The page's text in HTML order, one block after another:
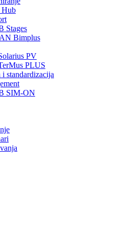
Hub
Stages
Bimplus
PV
PLUS
standardizacija
SIM-ON